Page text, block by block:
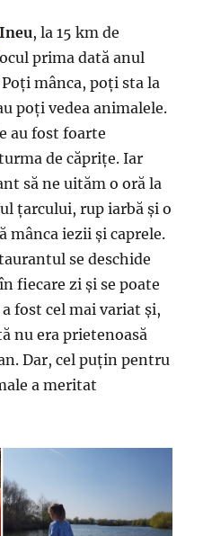
, la 15 km de
prima dată anul
mânca, poți sta la
poți vedea animalele.
au fost foarte
de căprițe. Iar
să ne uităm o oră la
țarcului, rup iarbă și o
mânca iezii și caprele.
se deschide
fiecare zi și se poate
fost cel mai variat și,
nu era prietenoasă
Dar, cel puțin pentru
a meritat